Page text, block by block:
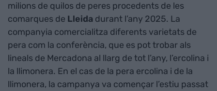
milions de quilos de peres procedents de les
comarques de Lleida durant l’any 2025. La
companyia comercialitza diferents varietats de
pera com la conferència, que es pot trobar als
lineals de Mercadona al llarg de tot l’any, l’ercolina i
la llimonera. En el cas de la pera ercolina i de la
llimonera, la campanya va començar l’estiu passat